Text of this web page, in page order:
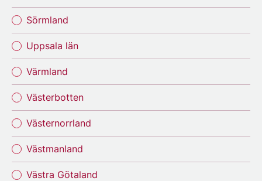
Sörmland
Uppsala län
Värmland
Västerbotten
Västernorrland
Västmanland
Västra Götaland